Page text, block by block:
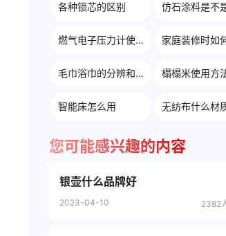
各种锁芯的区别 仿石涂料是不
燃气电子压力计使用方法家庭装修时如
毛巾浴巾的分辨和使用 榻榻米使用方
智能床怎么用 无纺布什么材
您可能感兴趣的内容
银壶什么品牌好
2023-04-10 2382